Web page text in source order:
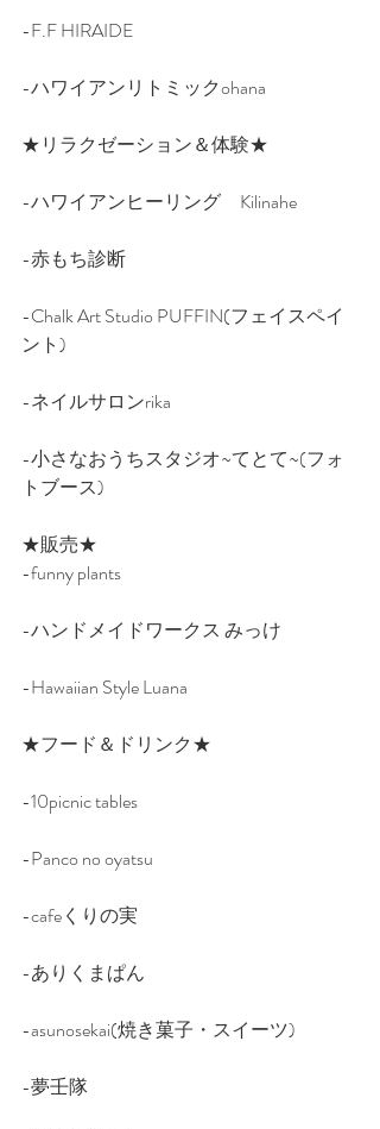
-F.F HIRAIDE
-ハワイアンリトミックohana
★リラクゼーション＆体験★
-ハワイアンヒーリング　Kilinahe
-赤もち診断
-Chalk Art Studio PUFFIN(フェイスペイ
ント)
-ネイルサロンrika
-小さなおうちスタジオ~てとて~(フォ
トブース)
★販売★
-funny plants
-ハンドメイドワークス みっけ
-Hawaiian Style Luana
★フード＆ドリンク★
-10picnic tables
-Panco no oyatsu
-cafeくりの実
-ありくまぱん
-asunosekai(焼き菓子・スイーツ)
-夢壬隊